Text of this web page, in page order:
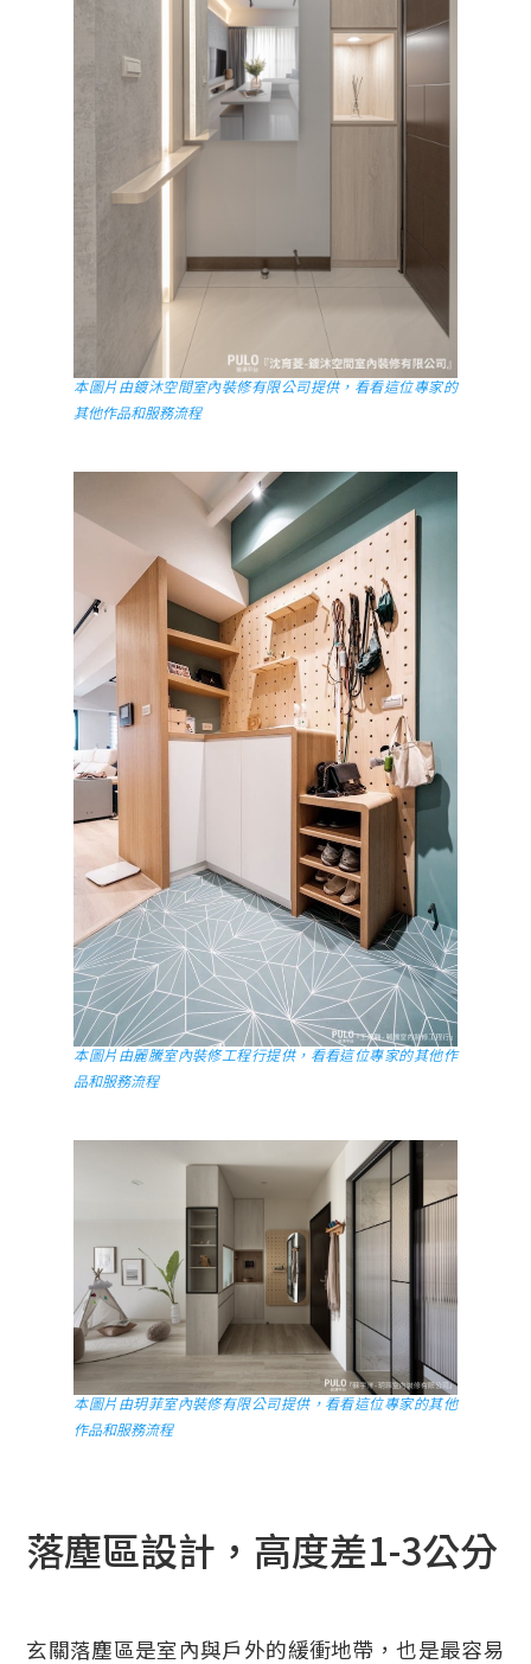
本圖片由鍍沐空間室內裝修有限公司提供，看看這位專家的
其他作品和服務流程
本圖片由麗騰室內裝修工程行提供，看看這位專家的其他作
品和服務流程
本圖片由玥菲室內裝修有限公司提供，看看這位專家的其他
作品和服務流程
落塵區設計，高度差1-3公分
玄關落塵區是室內與戶外的緩衝地帶，也是最容易